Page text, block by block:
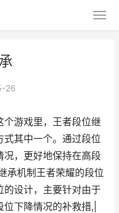
26
游戏里，王者段位继
其中一个。通过段位
况，更好地保持在高段
承机制王者荣耀的段位
的设计，主要针对由于
下降情况的补救措,|